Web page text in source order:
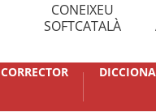
CONEIXEU
SOFTCATALÀ
CORRECTOR